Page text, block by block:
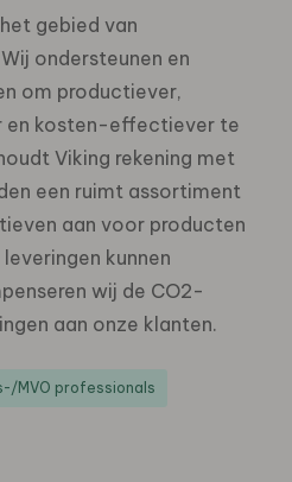
gebied van
ondersteunen en
om productiever,
en kosten-effectiever te
Viking rekening met
een ruimt assortiment
aan voor producten
kunnen
wij de CO2-
aan onze klanten.
MVO professionals